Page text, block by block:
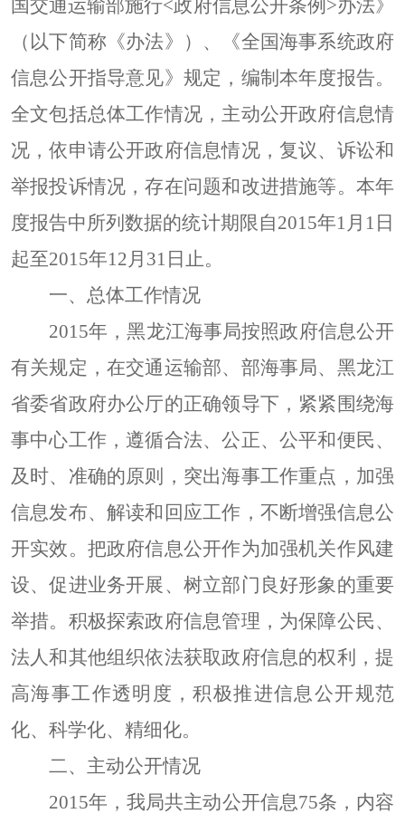
国交通运输部施行<政府信息公开条例>办法》
（以下简称《办法》）、《全国海事系统政府
信息公开指导意见》规定，编制本年度报告。
全文包括总体工作情况，主动公开政府信息情
况，依申请公开政府信息情况，复议、诉讼和
举报投诉情况，存在问题和改进措施等。本年
度报告中所列数据的统计期限自2015年1月1日
起至2015年12月31日止。
一、总体工作情况
2015年，黑龙江海事局按照政府信息公开
有关规定，在交通运输部、部海事局、黑龙江
省委省政府办公厅的正确领导下，紧紧围绕海
事中心工作，遵循合法、公正、公平和便民、
及时、准确的原则，突出海事工作重点，加强
信息发布、解读和回应工作，不断增强信息公
开实效。把政府信息公开作为加强机关作风建
设、促进业务开展、树立部门良好形象的重要
举措。积极探索政府信息管理，为保障公民、
法人和其他组织依法获取政府信息的权利，提
高海事工作透明度，积极推进信息公开规范
化、科学化、精细化。
二、主动公开情况
2015年，我局共主动公开信息75条，内容